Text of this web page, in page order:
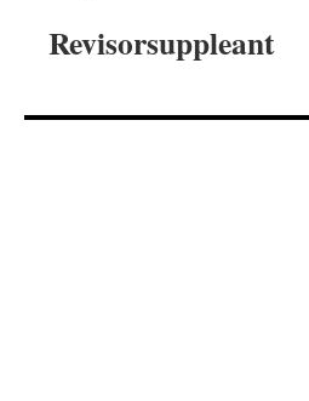
Revisorsuppleant